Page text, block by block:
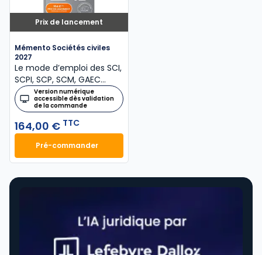
Prix de lancement
Mémento Sociétés civiles
2027
Le mode d’emploi des SCI,
SCPI, SCP, SCM, GAEC…
Version numérique
accessible dès validation
de la commande
164,00 € TTC
Pré-commanderMémento Sociétés civiles 2027 à 164,00 € TTC